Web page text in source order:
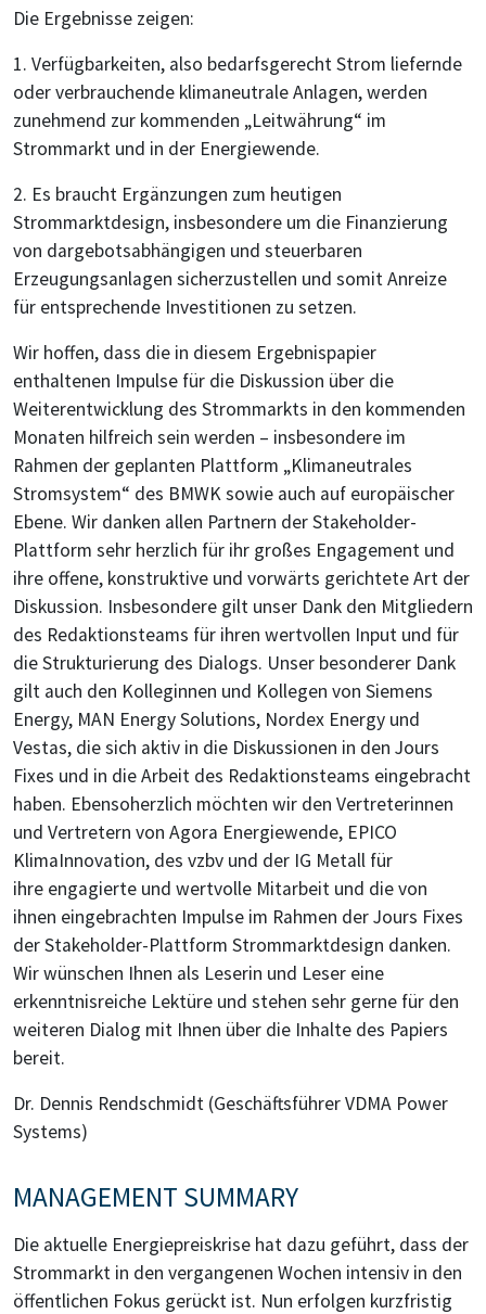
Die Ergebnisse zeigen:
1. Verfügbarkeiten, also bedarfsgerecht Strom liefernde
oder verbrauchende klimaneutrale Anlagen, werden
zunehmend zur kommenden „Leitwährung“ im
Strommarkt und in der Energiewende.
2. Es braucht Ergänzungen zum heutigen
Strommarktdesign, insbesondere um die Finanzierung
von dargebotsabhängigen und steuerbaren
Erzeugungsanlagen sicherzustellen und somit Anreize
für entsprechende Investitionen zu setzen.
Wir hoffen, dass die in diesem Ergebnispapier
enthaltenen Impulse für die Diskussion über die
Weiterentwicklung des Strommarkts in den kommenden
Monaten hilfreich sein werden – insbesondere im
Rahmen der geplanten Plattform „Klimaneutrales
Stromsystem“ des BMWK sowie auch auf europäischer
Ebene. Wir danken allen Partnern der Stakeholder-
Plattform sehr herzlich für ihr großes Engagement und
ihre offene, konstruktive und vorwärts gerichtete Art der
Diskussion. Insbesondere gilt unser Dank den Mitgliedern
des Redaktionsteams für ihren wertvollen Input und für
die Strukturierung des Dialogs. Unser besonderer Dank
gilt auch den Kolleginnen und Kollegen von Siemens
Energy, MAN Energy Solutions, Nordex Energy und
Vestas, die sich aktiv in die Diskussionen in den Jours
Fixes und in die Arbeit des Redaktionsteams eingebracht
haben. Ebensoherzlich möchten wir den Vertreterinnen
und Vertretern von Agora Energiewende, EPICO
KlimaInnovation, des vzbv und der IG Metall für
ihre engagierte und wertvolle Mitarbeit und die von
ihnen eingebrachten Impulse im Rahmen der Jours Fixes
der Stakeholder-Plattform Strommarktdesign danken.
Wir wünschen Ihnen als Leserin und Leser eine
erkenntnisreiche Lektüre und stehen sehr gerne für den
weiteren Dialog mit Ihnen über die Inhalte des Papiers
bereit.
Dr. Dennis Rendschmidt (Geschäftsführer VDMA Power
Systems)
MANAGEMENT SUMMARY
Die aktuelle Energiepreiskrise hat dazu geführt, dass der
Strommarkt in den vergangenen Wochen intensiv in den
öffentlichen Fokus gerückt ist. Nun erfolgen kurzfristig